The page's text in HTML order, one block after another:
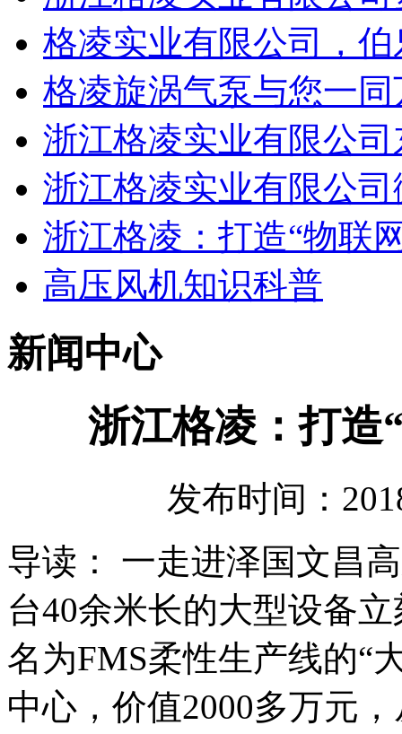
格凌实业有限公司，
格凌旋涡气泵与您一
浙江格凌实业有限公
浙江格凌实业有限公
浙江格凌：打造“物联
高压风机知识科普
新闻中心
浙江格凌：打造
发布时间：
导读： 一走进泽国文昌
台40余米长的大型设备
名为FMS柔性生产线的“
中心，价值2000多万元